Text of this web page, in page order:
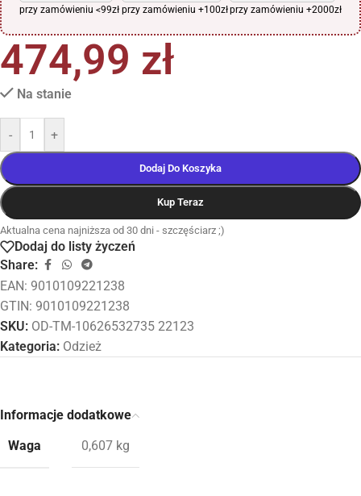
przy zamówieniu <99zł przy zamówieniu +100złprzy zamówieniu +2000zł
474,99 zł
Na stanie
- +
Dodaj Do Koszyka
Kup Teraz
Aktualna cena najniższa od 30 dni - szczęściarz ;)
Dodaj do listy życzeń
Share:
EAN: 9010109221238
GTIN: 9010109221238
SKU: OD-TM-10626532735 22123
Kategoria: Odzież
Informacje dodatkowe
Waga
0,607 kg